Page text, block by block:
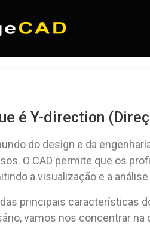
é Y-direction
do design e da
O CAD permite que os
a visualização e a
principais características
vamos nos concentrar na